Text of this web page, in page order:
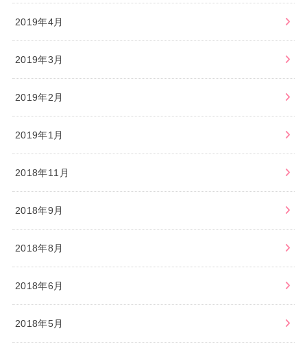
2019年4月
2019年3月
2019年2月
2019年1月
2018年11月
2018年9月
2018年8月
2018年6月
2018年5月